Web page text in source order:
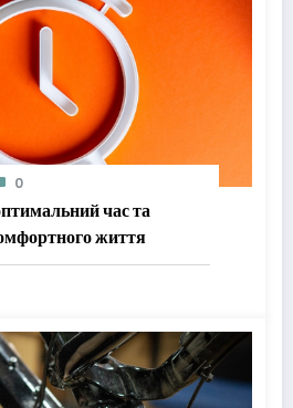
0
час та
життя